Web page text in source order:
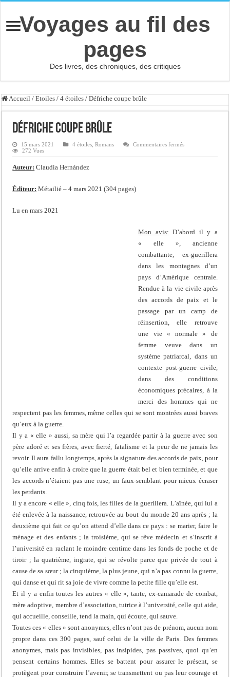
Voyages au fil des
pages
Des livres, des chroniques, des critiques
Accueil / Etoiles / 4 étoiles / Défriche coupe brûle
Défriche coupe brûle
15 mars 2021 4 étoiles ,Romans Commentaires ferméssur
272 Vues
Auteur: Claudia Hernández
Éditeur: Métailié – 4 mars 2021 (304 pages)
Lu en mars 2021
Mon avis: D’abord il y a
« elle », ancienne
combattante, ex-guerillera
dans les montagnes d’un
pays d’Amérique centrale.
Rendue à la vie civile après
des accords de paix et le
passage par un camp de
réinsertion, elle retrouve
une vie « normale » de
femme veuve dans un
système patriarcal, dans un
contexte post-guerre civile,
dans des conditions
économiques précaires, à la
merci des hommes qui ne
respectent pas les femmes, même celles qui se sont montrées aussi braves
qu’eux à la guerre.
Il y a « elle » aussi, sa mère qui l’a regardée partir à la guerre avec son
père adoré et ses frères, avec fierté, fatalisme et la peur de ne jamais les
revoir. Il aura fallu longtemps, après la signature des accords de paix, pour
qu’elle arrive enfin à croire que la guerre était bel et bien terminée, et que
les accords n’étaient pas une ruse, un faux-semblant pour mieux écraser
les perdants.
Il y a encore « elle », cinq fois, les filles de la guerillera. L’aînée, qui lui a
été enlevée à la naissance, retrouvée au bout du monde 20 ans après ; la
deuxième qui fait ce qu’on attend d’elle dans ce pays : se marier, faire le
ménage et des enfants ; la troisième, qui se rêve médecin et s’inscrit à
l’université en raclant le moindre centime dans les fonds de poche et de
tiroir ; la quatrième, ingrate, qui se révolte parce que privée de tout à
cause de sa sœur ; la cinquième, la plus jeune, qui n’a pas connu la guerre,
qui danse et qui rit sa joie de vivre comme la petite fille qu’elle est.
Et il y a enfin toutes les autres « elle », tante, ex-camarade de combat,
mère adoptive, membre d’association, tutrice à l’université, celle qui aide,
qui accueille, conseille, tend la main, qui écoute, qui sauve.
Toutes ces « elles » sont anonymes, elles n’ont pas de prénom, aucun nom
propre dans ces 300 pages, sauf celui de la ville de Paris. Des femmes
anonymes, mais pas invisibles, pas insipides, pas passives, quoi qu’en
pensent certains hommes. Elles se battent pour assurer le présent, se
protègent pour construire l’avenir, se transmettent ou pas leur courage et